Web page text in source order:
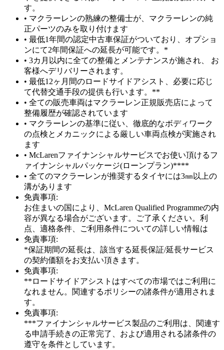
す。
• マクラーレンの熟練の整備士が、マクラーレンの純
正パーツのみを取り付けます
• 最低1年間の認定中古車保証がついており、オプショ
ンにて2年間保証への延長が可能です。*
• 3カ月以内に全ての整備とメンテナンスが施され、 お
客様へデリバリーされます。
• 最低12ヶ月間のロードサイドアシスト、必要に応じ
て代替交通手段の提供も行います。**
• 全ての販売車両はマクラーレン正規販売店によって
整備履歴が確認されています
• マクラーレンの基準に従い、徹底的なボディワーク
の点検とメカニックによる厳しい車両点検が実施され
ます
• McLarenファイナンシャルサービスでお使い頂けるフ
ァイナンシャルパッケージ(ローンプラン)****
• 全てのマクラーレンが推奨するタイヤには3㎜以上の
溝があります
免責事項:
お住まいの国により、McLaren Qualified Programmeの内
容が異なる場合がございます。ご了承ください。利
点、適格条件、ご利用条件についての詳しい情報は
免責事項:
*保証期間の延長は、該当する延長保証/延長サービス
の契約価額をお支払い頂きます。
免責事項:
**ロードサイドアシストはすべての市場ではご利用に
なれません。関連するポリシーの諸条件が適用されま
す。
免責事項:
***ファイナンシャルサービス製品のご利用は、関連す
る申請手続きの正常完了、および適用される諸条件の
遵守を条件としています。